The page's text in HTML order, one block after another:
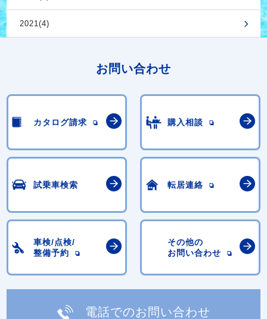
2021(4)
お問い合わせ
カタログ請求 購入相談
試乗車検索 転居連絡
車検/点検/
整備予約
その他の
お問い合わせ
電話でのお問い合わせ